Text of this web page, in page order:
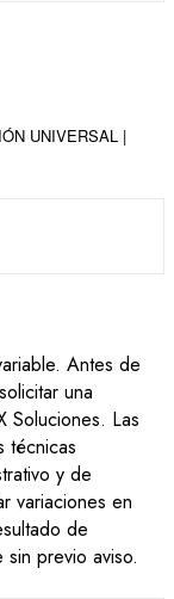
UNIVERSAL |
Antes de
una
Soluciones. Las
técnicas
y de
variaciones en
de
previo aviso.